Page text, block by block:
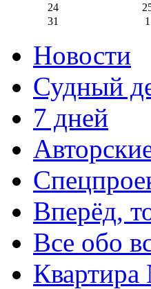
24
31
1
Новости
Судный
7 дней
Вперёд,
Все обо